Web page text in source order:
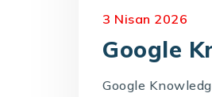
3 Nisan 2026
Google
Google